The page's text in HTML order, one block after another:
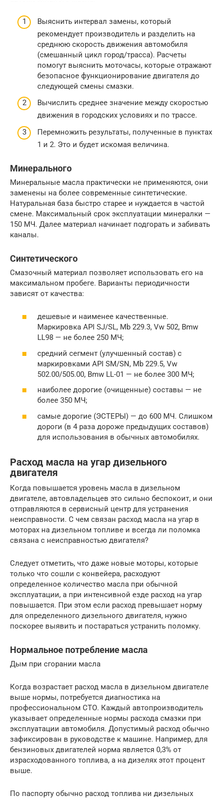
Выяснить интервал замены, который
рекомендует производитель и разделить на
среднюю скорость движения автомобиля
(смешанный цикл город/трасса). Расчеты
помогут выяснить моточасы, которые отражают
безопасное функционирование двигателя до
следующей смены смазки.
Вычислить среднее значение между скоростью
движения в городских условиях и по трассе.
Перемножить результаты, полученные в пунктах
1 и 2. Это и будет искомая величина.
Минерального
Минеральные масла практически не применяются, они
заменены на более современные синтетические.
Натуральная база быстро старее и нуждается в частой
смене. Максимальный срок эксплуатации минералки —
150 МЧ. Далее материал начинает подгорать и забивать
каналы.
Синтетического
Смазочный материал позволяет использовать его на
максимальном пробеге. Варианты периодичности
зависят от качества:
дешевые и наименее качественные.
Маркировка API SJ/SL, Mb 229.3, Vw 502, Bmw
LL98 — не более 250 МЧ;
средний сегмент (улучшенный состав) с
маркировками API SM/SN, Mb 229.5, Vw
502.00/505.00, Bmw LL-01 — не более 300 МЧ;
наиболее дорогие (очищенные) составы — не
более 350 МЧ;
самые дорогие (ЭСТЕРЫ) — до 600 МЧ. Слишком
дороги (в 4 раза дороже предыдущих составов)
для использования в обычных автомобилях.
Расход масла на угар дизельного
двигателя
Когда повышается уровень масла в дизельном
двигателе, автовладельцев это сильно беспокоит, и они
отправляются в сервисный центр для устранения
неисправности. С чем связан расход масла на угар в
моторах на дизельном топливе и всегда ли поломка
связана с неисправностью двигателя?
Следует отметить, что даже новые моторы, которые
только что сошли с конвейера, расходуют
определенное количество масла при обычной
эксплуатации, а при интенсивной езде расход на угар
повышается. При этом если расход превышает норму
для определенного дизельного двигателя, нужно
поскорее выявить и постараться устранить поломку.
Нормальное потребление масла
Дым при сгорании масла
Когда возрастает расход масла в дизельном двигателе
выше нормы, потребуется диагностика на
профессиональном СТО. Каждый автопроизводитель
указывает определенные нормы расхода смазки при
эксплуатации автомобиля. Допустимый расход обычно
зафиксирован в руководстве к машине. Например, для
бензиновых двигателей норма является 0,3% от
израсходованного топлива, а на дизелях этот процент
выше.
По паспорту обычно расход топлива ни дизельных